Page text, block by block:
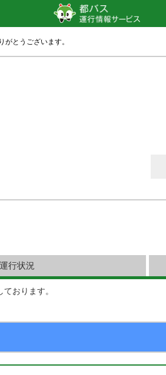
がとうございます。
運行状況
おります。